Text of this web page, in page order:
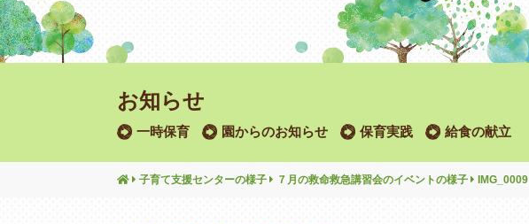
お知らせ
一時保育 園からのお知らせ 保育実践 給食の献立
子育て支援センターの様子 ７月の救命救急講習会のイベントの様子 IMG_0009